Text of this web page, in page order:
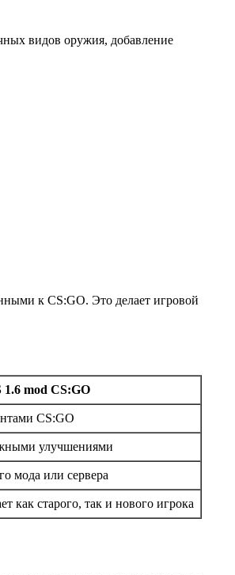
видов оружия, добавление
к CS:GO. Это делает игровой
1.6 mod CS:GO
CS:GO
улучшениями
мода или сервера
как старого, так и нового игрока